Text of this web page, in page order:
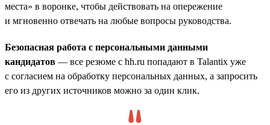
места» в воронке, чтобы действовать на опережение
и мгновенно отвечать на любые вопросы руководства.
Безопасная работа с персональными данными
кандидатов — все резюме с hh.ru попадают в Talantix уже
с согласием на обработку персональных данных, а запросить
его из других источников можно за один клик.